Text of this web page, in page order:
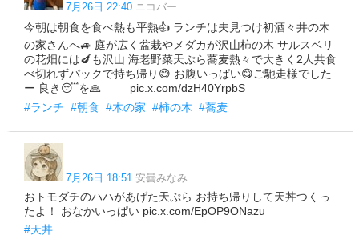
7月26日 22:40 ニコバー
今朝は朝食を食べ熱も平熱👍 ランチは夫見つけ初酒々井の木
の家さんへ🚙 庭が広く盆栽やメダカが沢山柿の木 サルスベリ
の花畑には🍆も沢山 海老野菜天ぷら蕎麦熱々で大きく2人共食
べ切れずパックで持ち帰り😅 お腹いっぱい😋ご馳走様でした
ー 良き😴を🙏 pic.x.com/dzH40YrpbS
#ランチ #朝食 #木の家 #柿の木 #蕎麦
7月26日 18:51 安曇みなみ
おトモダチのハハがあげた天ぷら お持ち帰りして天丼つくっ
たよ！ おなかいっぱい pic.x.com/EpOP9ONazu
#天丼